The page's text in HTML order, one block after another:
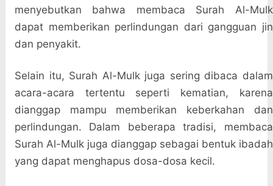
menyebutkan bahwa membaca Surah Al-Mulk
dapat memberikan perlindungan dari gangguan jin
dan penyakit.
Selain itu, Surah Al-Mulk juga sering dibaca dalam
acara-acara tertentu seperti kematian, karena
dianggap mampu memberikan keberkahan dan
perlindungan. Dalam beberapa tradisi, membaca
Surah Al-Mulk juga dianggap sebagai bentuk ibadah
yang dapat menghapus dosa-dosa kecil.